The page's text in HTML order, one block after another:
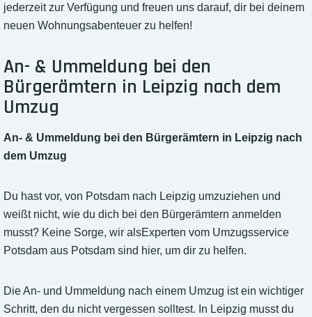
jederzeit zur Verfügung und freuen uns darauf, dir bei deinem
neuen Wohnungsabenteuer zu helfen!
An- & Ummeldung bei den
Bürgerämtern in Leipzig nach dem
Umzug
An- & Ummeldung bei den Bürgerämtern in Leipzig nach
dem Umzug
Du hast vor, von Potsdam nach Leipzig umzuziehen und
weißt nicht, wie du dich bei den Bürgerämtern anmelden
musst? Keine Sorge, wir alsExperten vom Umzugsservice
Potsdam aus Potsdam sind hier, um dir zu helfen.
Die An- und Ummeldung nach einem Umzug ist ein wichtiger
Schritt, den du nicht vergessen solltest. In Leipzig musst du